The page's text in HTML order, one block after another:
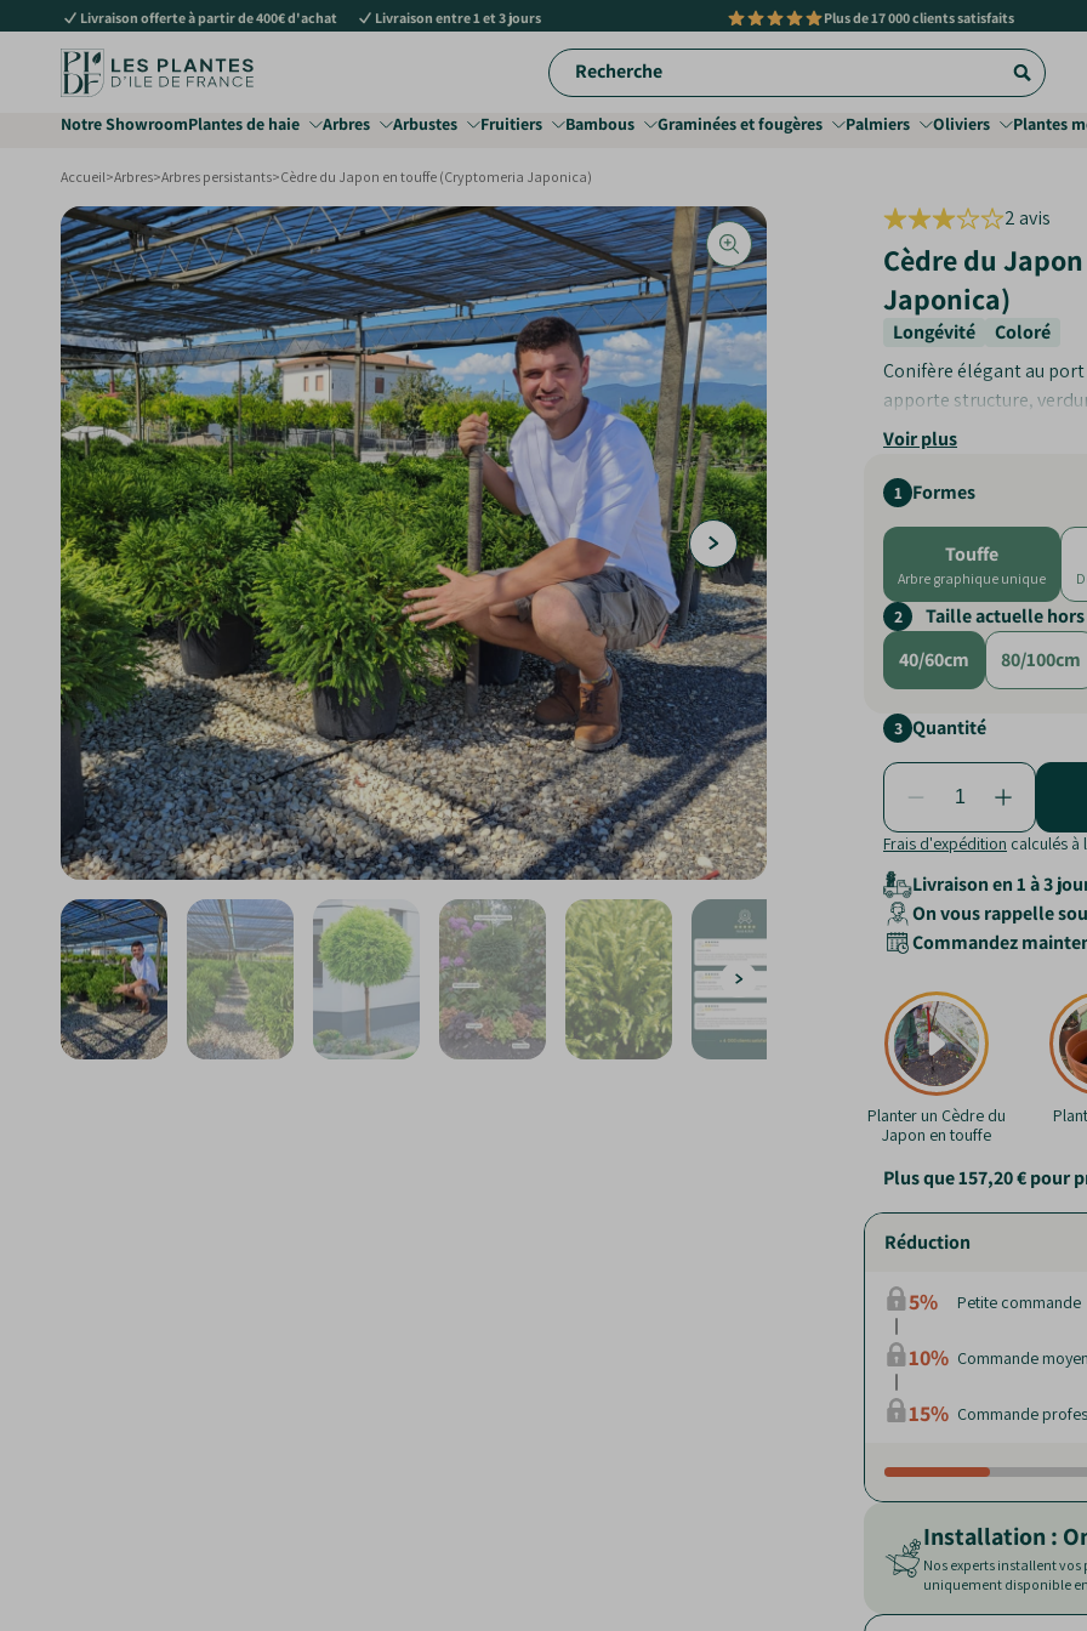
Livraison offerte à partir de 400€ d'achat Livraison entre 1 et 3 jours Plus de17 000 clients satisfaits
Recherche
Notre ShowroomPlantes de haie Arbres Arbustes Fruitiers Bambous Graminées et fougères Palmiers Oliviers Plantes
Accueil>Arbres>Arbres persistants>Cèdre du Japon en touffe (Cryptomeria Japonica)
2 avis
des
Cèdre du
Japonica)
Longévité
Coloré
Conifère élégant au
apporte structure,
Feuillage décoratif
Rustique et robuste
Voir plus
1 Formes
Touffe
Arbre graphique unique
2 Taille actuelle
40/60cm 80/100cm
3 Quantité
Frais d'expédition calculés à
Livraison en 1 à 3
On vous rappelle
Commandez
Planter un Cèdre du
Japon en touffe
Plus que157,20 €pour
Réduction
5% Petite commande
10% Commande
15% Commande
Installation :
Nos experts installent
uniquement disponible